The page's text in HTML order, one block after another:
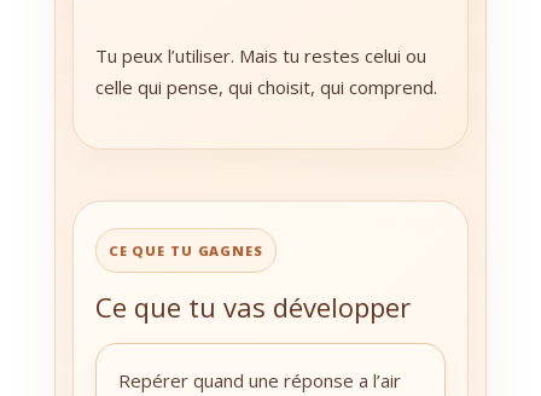
Tu peux l’utiliser. Mais tu restes celui ou
celle qui pense, qui choisit, qui comprend.
CE QUE TU GAGNES
Ce que tu vas développer
Repérer quand une réponse a l’air